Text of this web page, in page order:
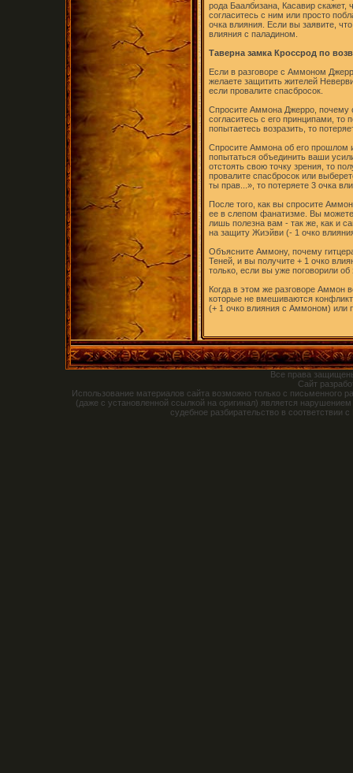
рода Баалбизана, Касавир скажет,
согласитесь с ним или просто
очка влияния. Если вы заявите,
влияния с паладином.
Таверна замка Кроссрод по
Если в разговоре с Аммоном
желаете защитить жителей
если провалите спасбросок.
Спросите Аммона Джерро, почему
согласитесь с его принципами, то
попытаетесь возразить, то
Спросите Аммона об его прошлом
попытаться объединить ваши
отстоять свою точку зрения, то
провалите спасбросок или
ты прав...», то потеряете 3 очка
После того, как вы спросите
ее в слепом фанатизме. Вы можете
лишь полезна вам - так же, как и
на защиту Жиэйви (- 1 очко
Объясните Аммону, почему
Теней, и вы получите + 1 очко
только, если вы уже поговорили
Когда в этом же разговоре Аммон
которые не вмешиваются
(+ 1 очко влияния с Аммоном) или
Все права
Сайт
Использование материалов сайта возможно только с письменного
(даже с установленной ссылкой на оригинал) является
судебное разбирательство в